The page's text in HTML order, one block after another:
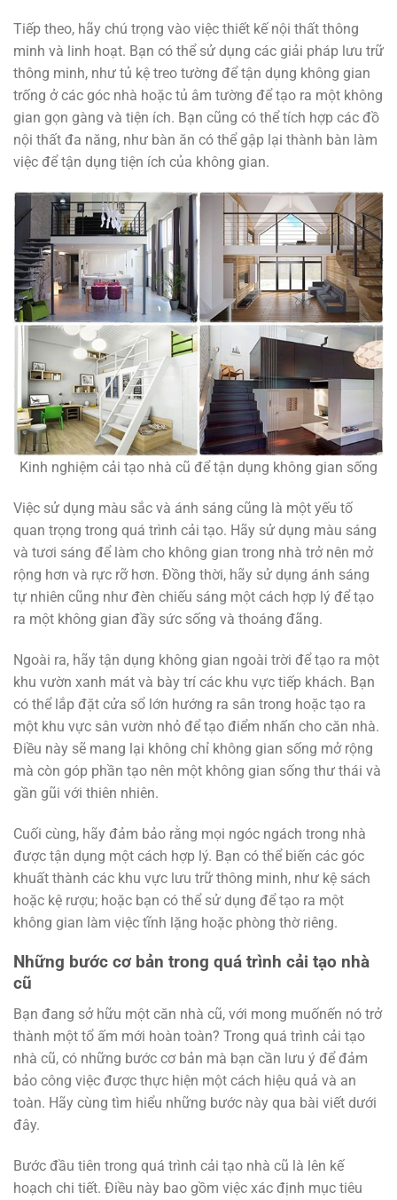
Tiếp theo, hãy chú trọng vào việc thiết kế nội thất thông
minh và linh hoạt. Bạn có thể sử dụng các giải pháp lưu trữ
thông minh, như tủ kệ treo tường để tận dụng không gian
trống ở các góc nhà hoặc tủ âm tường để tạo ra một không
gian gọn gàng và tiện ích. Bạn cũng có thể tích hợp các đồ
nội thất đa năng, như bàn ăn có thể gập lại thành bàn làm
việc để tận dụng tiện ích của không gian.
Kinh nghiệm cải tạo nhà cũ để tận dụng không gian sống
Việc sử dụng màu sắc và ánh sáng cũng là một yếu tố
quan trọng trong quá trình cải tạo. Hãy sử dụng màu sáng
và tươi sáng để làm cho không gian trong nhà trở nên mở
rộng hơn và rực rỡ hơn. Đồng thời, hãy sử dụng ánh sáng
tự nhiên cũng như đèn chiếu sáng một cách hợp lý để tạo
ra một không gian đầy sức sống và thoáng đãng.
Ngoài ra, hãy tận dụng không gian ngoài trời để tạo ra một
khu vườn xanh mát và bày trí các khu vực tiếp khách. Bạn
có thể lắp đặt cửa sổ lớn hướng ra sân trong hoặc tạo ra
một khu vực sân vườn nhỏ để tạo điểm nhấn cho căn nhà.
Điều này sẽ mang lại không chỉ không gian sống mở rộng
mà còn góp phần tạo nên một không gian sống thư thái và
gần gũi với thiên nhiên.
Cuối cùng, hãy đảm bảo rằng mọi ngóc ngách trong nhà
được tận dụng một cách hợp lý. Bạn có thể biến các góc
khuất thành các khu vực lưu trữ thông minh, như kệ sách
hoặc kệ rượu; hoặc bạn có thể sử dụng để tạo ra một
không gian làm việc tĩnh lặng hoặc phòng thờ riêng.
Những bước cơ bản trong quá trình cải tạo nhà
cũ
Bạn đang sở hữu một căn nhà cũ, với mong muốnến nó trở
thành một tổ ấm mới hoàn toàn? Trong quá trình cải tạo
nhà cũ, có những bước cơ bản mà bạn cần lưu ý để đảm
bảo công việc được thực hiện một cách hiệu quả và an
toàn. Hãy cùng tìm hiểu những bước này qua bài viết dưới
đây.
Bước đầu tiên trong quá trình cải tạo nhà cũ là lên kế
hoạch chi tiết. Điều này bao gồm việc xác định mục tiêu